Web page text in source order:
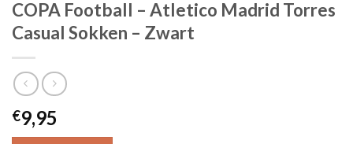
COPA Football – Atletico Madrid Torres
Casual Sokken – Zwart
€9,95